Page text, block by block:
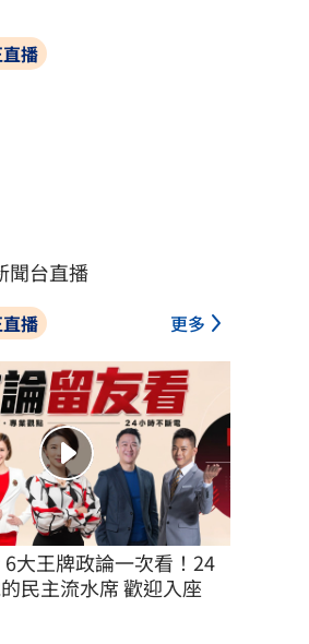
播
聞台直播
播 更多
大王牌政論一次看！24
民主流水席 歡迎入座